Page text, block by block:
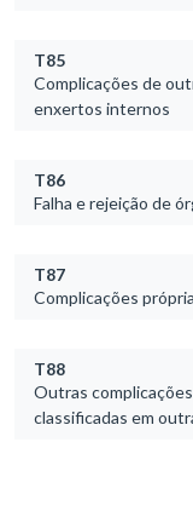
T85
Complicações de
enxertos internos
T86
Falha e rejeição de
T87
Complicações
T88
Outras
classificadas em